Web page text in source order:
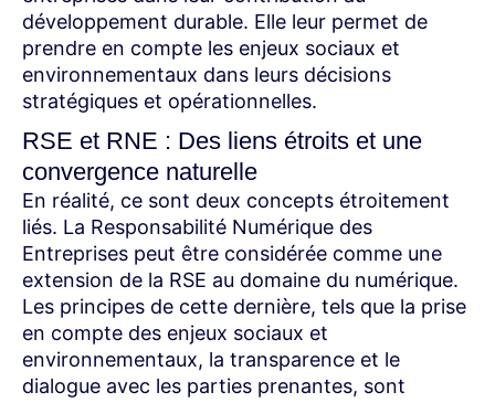
développement durable. Elle leur permet de
prendre en compte les enjeux sociaux et
environnementaux dans leurs décisions
stratégiques et opérationnelles.
RSE et RNE : Des liens étroits et une
convergence naturelle
En réalité, ce sont deux concepts étroitement
liés. La Responsabilité Numérique des
Entreprises peut être considérée comme une
extension de la RSE au domaine du numérique.
Les principes de cette dernière, tels que la prise
en compte des enjeux sociaux et
environnementaux, la transparence et le
dialogue avec les parties prenantes, sont